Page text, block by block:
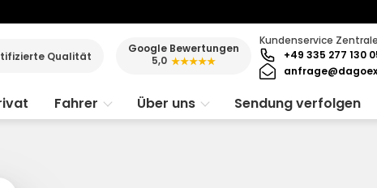
Qualität
Google Bewertungen
5,0 ★★★★★
Kundenservice Zentrale
+49 335 277 130
Fahrer Über uns Sendung verfolgen